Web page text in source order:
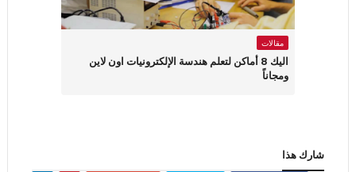
مقالات
اليك 8 أماكن لتعلم هندسة الإلكترونيات اون لاين
ومجاناً
شارك هذا